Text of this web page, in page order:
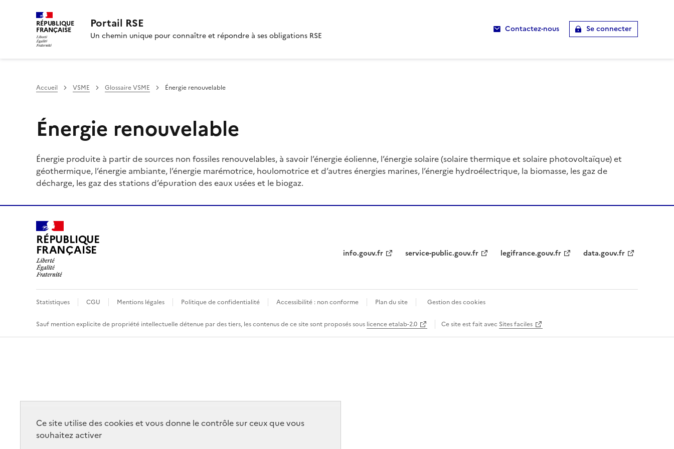
Ce site utilise des cookies et vous donne le contrôle sur ceux que vous
souhaitez activer
RÉPUBLIQUE
FRANÇAISE Portail RSE
Un chemin unique pour connaître et répondre à ses obligations RSE
Contactez-nous Se connecter
Accueil VSME Glossaire VSME Énergie renouvelable
Énergie renouvelable
Énergie produite à partir de sources non fossiles renouvelables, à savoir l’énergie éolienne, l’énergie solaire (solaire thermique et solaire photovoltaïque) et
géothermique, l’énergie ambiante, l’énergie marémotrice, houlomotrice et d’autres énergies marines, l’énergie hydroélectrique, la biomasse, les gaz de
décharge, les gaz des stations d’épuration des eaux usées et le biogaz.
RÉPUBLIQUE
FRANÇAISE info.gouv.fr service-public.gouv.fr legifrance.gouv.fr data.gouv.fr
Statistiques CGU Mentions légales Politique de confidentialité Accessibilité : non conforme Plan du site Gestion des cookies
Sauf mention explicite de propriété intellectuelle détenue par des tiers, les contenus de ce site sont proposés sous licence etalab-2.0 Ce site est fait avec Sites faciles